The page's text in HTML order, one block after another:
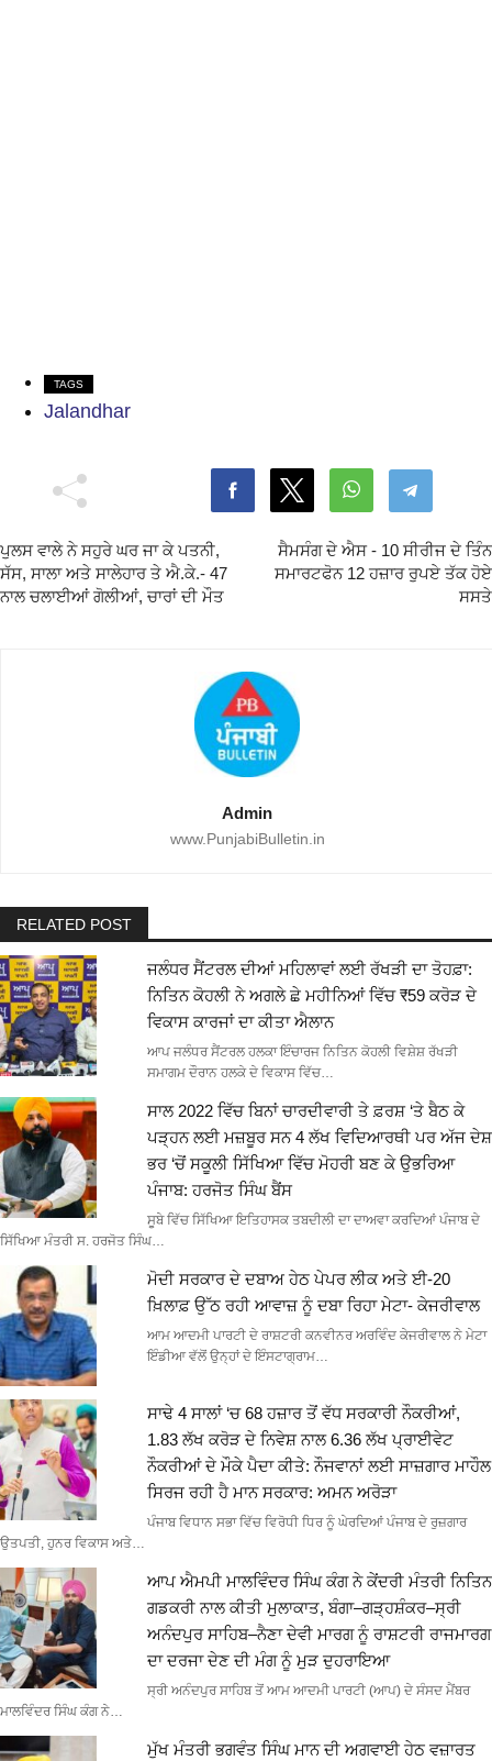
TAGS
Jalandhar
ਪੁਲਸ ਵਾਲੇ ਨੇ ਸਹੁਰੇ ਘਰ ਜਾ ਕੇ ਪਤਨੀ,
ਸੱਸ, ਸਾਲਾ ਅਤੇ ਸਾਲੇਹਾਰ ਤੇ ਐ.ਕੇ.- 47
ਨਾਲ ਚਲਾਈਆਂ ਗੋਲੀਆਂ, ਚਾਰਾਂ ਦੀ ਮੌਤ
ਸੈਮਸੰਗ ਦੇ ਐਸ - 10 ਸੀਰੀਜ ਦੇ ਤਿੰਨ
ਸਮਾਰਟਫੋਨ 12 ਹਜ਼ਾਰ ਰੁਪਏ ਤੱਕ ਹੋਏ
ਸਸਤੇ
Admin
www.PunjabiBulletin.in
RELATED POST
ਜਲੰਧਰ ਸੈਂਟਰਲ ਦੀਆਂ ਮਹਿਲਾਵਾਂ ਲਈ ਰੱਖੜੀ ਦਾ ਤੋਹਫ਼ਾ:
ਨਿਤਿਨ ਕੋਹਲੀ ਨੇ ਅਗਲੇ ਛੇ ਮਹੀਨਿਆਂ ਵਿੱਚ ₹59 ਕਰੋੜ ਦੇ
ਵਿਕਾਸ ਕਾਰਜਾਂ ਦਾ ਕੀਤਾ ਐਲਾਨ
ਆਪ ਜਲੰਧਰ ਸੈਂਟਰਲ ਹਲਕਾ ਇੰਚਾਰਜ ਨਿਤਿਨ ਕੋਹਲੀ ਵਿਸ਼ੇਸ਼ ਰੱਖੜੀ
ਸਮਾਗਮ ਦੌਰਾਨ ਹਲਕੇ ਦੇ ਵਿਕਾਸ ਵਿੱਚ…
ਸਾਲ 2022 ਵਿੱਚ ਬਿਨਾਂ ਚਾਰਦੀਵਾਰੀ ਤੇ ਫ਼ਰਸ਼ ‘ਤੇ ਬੈਠ ਕੇ
ਪੜ੍ਹਨ ਲਈ ਮਜ਼ਬੂਰ ਸਨ 4 ਲੱਖ ਵਿਦਿਆਰਥੀ ਪਰ ਅੱਜ ਦੇਸ਼
ਭਰ ‘ਚੋਂ ਸਕੂਲੀ ਸਿੱਖਿਆ ਵਿੱਚ ਮੋਹਰੀ ਬਣ ਕੇ ਉਭਰਿਆ
ਪੰਜਾਬ: ਹਰਜੋਤ ਸਿੰਘ ਬੈਂਸ
ਸੂਬੇ ਵਿੱਚ ਸਿੱਖਿਆ ਇਤਿਹਾਸਕ ਤਬਦੀਲੀ ਦਾ ਦਾਅਵਾ ਕਰਦਿਆਂ ਪੰਜਾਬ ਦੇ
ਸਿੱਖਿਆ ਮੰਤਰੀ ਸ. ਹਰਜੋਤ ਸਿੰਘ…
ਮੋਦੀ ਸਰਕਾਰ ਦੇ ਦਬਾਅ ਹੇਠ ਪੇਪਰ ਲੀਕ ਅਤੇ ਈ-20
ਖ਼ਿਲਾਫ਼ ਉੱਠ ਰਹੀ ਆਵਾਜ਼ ਨੂੰ ਦਬਾ ਰਿਹਾ ਮੇਟਾ- ਕੇਜਰੀਵਾਲ
ਆਮ ਆਦਮੀ ਪਾਰਟੀ ਦੇ ਰਾਸ਼ਟਰੀ ਕਨਵੀਨਰ ਅਰਵਿੰਦ ਕੇਜਰੀਵਾਲ ਨੇ ਮੇਟਾ
ਇੰਡੀਆ ਵੱਲੋਂ ਉਨ੍ਹਾਂ ਦੇ ਇੰਸਟਾਗ੍ਰਾਮ…
ਸਾਢੇ 4 ਸਾਲਾਂ ‘ਚ 68 ਹਜ਼ਾਰ ਤੋਂ ਵੱਧ ਸਰਕਾਰੀ ਨੌਕਰੀਆਂ,
1.83 ਲੱਖ ਕਰੋੜ ਦੇ ਨਿਵੇਸ਼ ਨਾਲ 6.36 ਲੱਖ ਪ੍ਰਾਈਵੇਟ
ਨੌਕਰੀਆਂ ਦੇ ਮੌਕੇ ਪੈਦਾ ਕੀਤੇ: ਨੌਜਵਾਨਾਂ ਲਈ ਸਾਜ਼ਗਾਰ ਮਾਹੌਲ
ਸਿਰਜ ਰਹੀ ਹੈ ਮਾਨ ਸਰਕਾਰ: ਅਮਨ ਅਰੋੜਾ
ਪੰਜਾਬ ਵਿਧਾਨ ਸਭਾ ਵਿੱਚ ਵਿਰੋਧੀ ਧਿਰ ਨੂੰ ਘੇਰਦਿਆਂ ਪੰਜਾਬ ਦੇ ਰੁਜ਼ਗਾਰ
ਉਤਪਤੀ, ਹੁਨਰ ਵਿਕਾਸ ਅਤੇ…
ਆਪ ਐਮਪੀ ਮਾਲਵਿੰਦਰ ਸਿੰਘ ਕੰਗ ਨੇ ਕੇਂਦਰੀ ਮੰਤਰੀ ਨਿਤਿਨ
ਗਡਕਰੀ ਨਾਲ ਕੀਤੀ ਮੁਲਾਕਾਤ, ਬੰਗਾ–ਗੜ੍ਹਸ਼ੰਕਰ–ਸ੍ਰੀ
ਅਨੰਦਪੁਰ ਸਾਹਿਬ–ਨੈਣਾ ਦੇਵੀ ਮਾਰਗ ਨੂੰ ਰਾਸ਼ਟਰੀ ਰਾਜਮਾਰਗ
ਦਾ ਦਰਜਾ ਦੇਣ ਦੀ ਮੰਗ ਨੂੰ ਮੁੜ ਦੁਹਰਾਇਆ
ਸ੍ਰੀ ਅਨੰਦਪੁਰ ਸਾਹਿਬ ਤੋਂ ਆਮ ਆਦਮੀ ਪਾਰਟੀ (ਆਪ) ਦੇ ਸੰਸਦ ਮੈਂਬਰ
ਮਾਲਵਿੰਦਰ ਸਿੰਘ ਕੰਗ ਨੇ…
ਮੁੱਖ ਮੰਤਰੀ ਭਗਵੰਤ ਸਿੰਘ ਮਾਨ ਦੀ ਅਗਵਾਈ ਹੇਠ ਵਜ਼ਾਰਤ